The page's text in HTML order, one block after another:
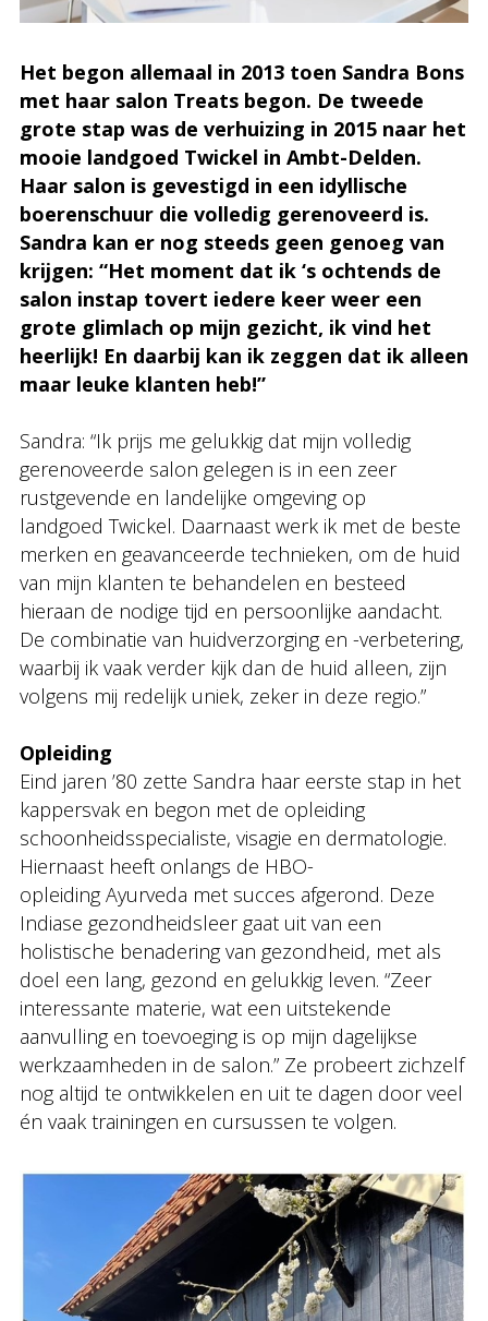
Het begon allemaal in 2013 toen Sandra Bons
met haar salon Treats begon. De tweede
grote stap was de verhuizing in 2015 naar het
mooie landgoed Twickel in Ambt-Delden.
Haar salon is gevestigd in een idyllische
boerenschuur die volledig gerenoveerd is.
Sandra kan er nog steeds geen genoeg van
krijgen: “Het moment dat ik ‘s ochtends de
salon instap tovert iedere keer weer een
grote glimlach op mijn gezicht, ik vind het
heerlijk! En daarbij kan ik zeggen dat ik alleen
maar leuke klanten heb!”
Sandra: “Ik prijs me gelukkig dat mijn volledig
gerenoveerde salon gelegen is in een zeer
rustgevende en landelijke omgeving op
landgoed Twickel. Daarnaast werk ik met de beste
merken en geavanceerde technieken, om de huid
van mijn klanten te behandelen en besteed
hieraan de nodige tijd en persoonlijke aandacht.
De combinatie van huidverzorging en -verbetering,
waarbij ik vaak verder kijk dan de huid alleen, zijn
volgens mij redelijk uniek, zeker in deze regio.”
Opleiding
Eind jaren ’80 zette Sandra haar eerste stap in het
kappersvak en begon met de opleiding
schoonheidsspecialiste, visagie en dermatologie.
Hiernaast heeft onlangs de HBO-
opleiding Ayurveda met succes afgerond. Deze
Indiase gezondheidsleer gaat uit van een
holistische benadering van gezondheid, met als
doel een lang, gezond en gelukkig leven. “Zeer
interessante materie, wat een uitstekende
aanvulling en toevoeging is op mijn dagelijkse
werkzaamheden in de salon.” Ze probeert zichzelf
nog altijd te ontwikkelen en uit te dagen door veel
én vaak trainingen en cursussen te volgen.